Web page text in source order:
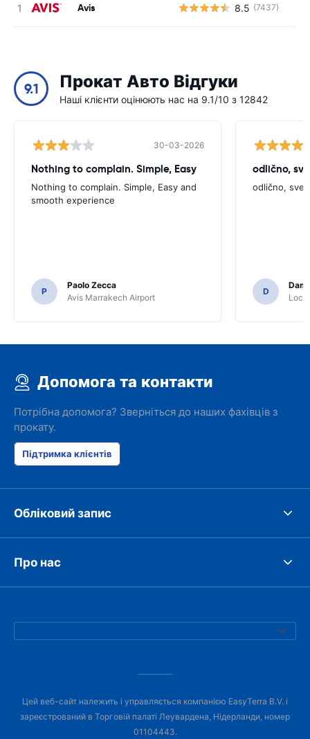
Avis 8.5 (7437)
9.1 Прокат Авто Відгуки
Наші клієнти оцінюють нас на 9.1/10 з 12842
30-03-2026
Nothing to complain. Simple, Easy
Nothing to complain. Simple, Easy and
smooth experience
P
Paolo Zecca
Avis Marrakech Airport
odlično,
odlično, sve
D
Допомога та контакти
Потрібна допомога? Зверніться до наших фахівців з
прокату.
Підтримка клієнтів
Обліковий запис
Про нас
Цей веб-сайт належить і управляється компанією EasyTerra B.V. і
зареєстрований в Торговій палаті Леувардена, Нідерланди, номер
01104443.